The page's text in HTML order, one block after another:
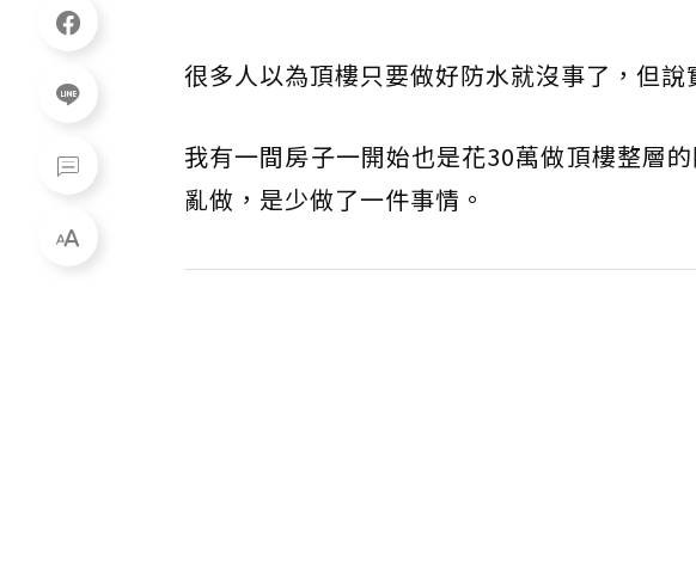
很多人以為頂樓只要做好防水就沒事了，但
我有一間房子一開始也是花30萬做頂樓整層
亂做，是少做了一件事情。